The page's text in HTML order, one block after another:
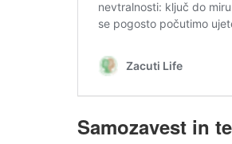
Samozavest in